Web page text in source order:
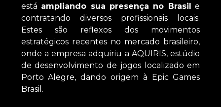
está ampliando sua presença no Brasil
e
contratando diversos profissionais locais.
Estes são reflexos dos movimentos
estratégicos recentes no mercado brasileiro,
onde a empresa adquiriu a AQUIRIS, estúdio
de desenvolvimento de jogos localizado em
Porto Alegre, dando origem à Epic Games
Brasil.